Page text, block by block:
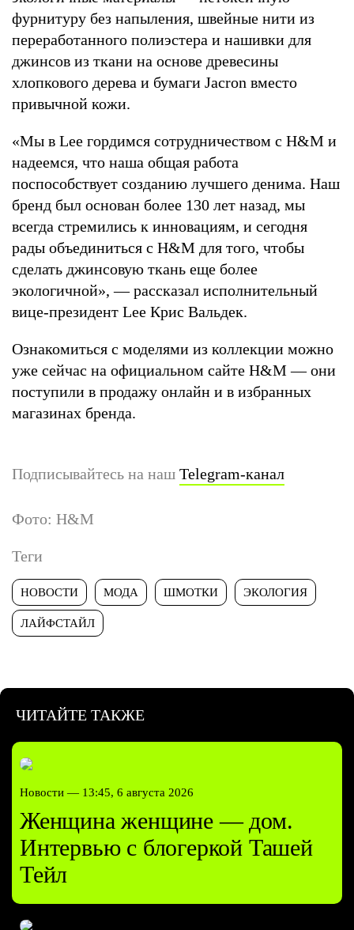
фурнитуру без напыления, швейные нити из
переработанного полиэстера и нашивки для
джинсов из ткани на основе древесины
хлопкового дерева и бумаги Jacron вместо
привычной кожи.
«Мы в Lee гордимся сотрудничеством с H&M и
надеемся, что наша общая работа
поспособствует созданию лучшего денима. Наш
бренд был основан более 130 лет назад, мы
всегда стремились к инновациям, и сегодня
рады объединиться с H&M для того, чтобы
сделать джинсовую ткань еще более
экологичной», — рассказал исполнительный
вице-президент Lee Крис Вальдек.
Ознакомиться с моделями из коллекции можно
уже сейчас на официальном сайте H&M — они
поступили в продажу онлайн и в избранных
магазинах бренда.
Подписывайтесь на наш Telegram-канал
Фото: H&M
Теги
НОВОСТИ МОДА ШМОТКИ ЭКОЛОГИЯ
ЛАЙФСТАЙЛ
ЧИТАЙТЕ ТАКЖЕ
Новости — 13:45, 6 августа 2026
Женщина женщине — дом.
Интервью с блогеркой Ташей
Тейл